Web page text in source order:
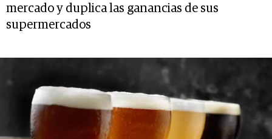
mercado y duplica las ganancias de sus
supermercados